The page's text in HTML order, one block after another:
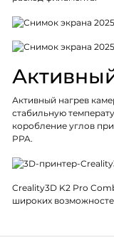
Активный нагрев
стабильную
коробление углов
PPA.
Creality3D K2 Pro
широких